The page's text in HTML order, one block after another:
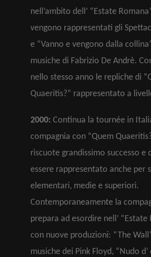
nell’ambito dell’ “Estate
vengono rappresentati gli
e “Vanno e vengono dalla
musiche di Fabrizio De Andrè.
nello stesso anno le repliche di
Quaeritis?” rappresentato a
2000: Continua la tournée in
compagnia con “Quem
riscuote grandissimo successo e
essere rappresentato anche per
elementari, medie e superiori.
Contemporaneamente la
prepara ad esordire nell’ “Estate
con nuove produzioni: “The
musiche dei Pink Floyd, “Nudo